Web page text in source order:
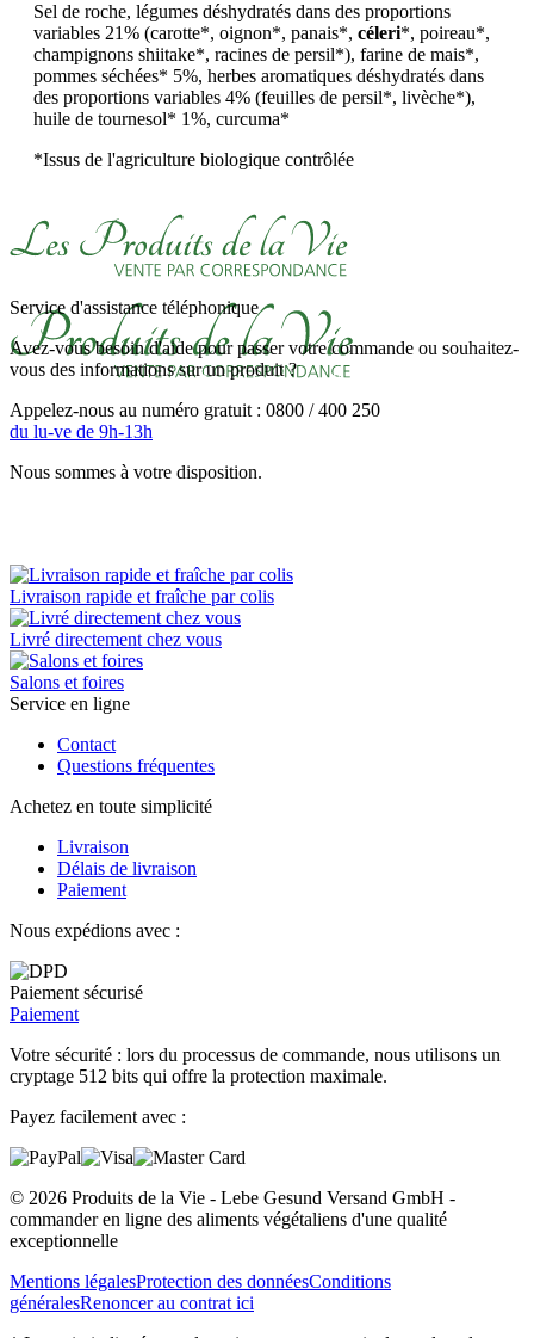
Sel de roche, légumes déshydratés dans des proportions
variables 21% (carotte*, oignon*, panais*, céleri*, poireau*,
champignons shiitake*, racines de persil*), farine de mais*,
pommes séchées* 5%, herbes aromatiques déshydratés dans
des proportions variables 4% (feuilles de persil*, livèche*),
huile de tournesol* 1%, curcuma*
*Issus de l'agriculture biologique contrôlée
Service d'assistance téléphonique
Avez-vous besoin d'aide pour passer votre commande ou souhaitez-
vous des informations sur un produit ?
Appelez-nous au numéro gratuit : 0800 / 400 250
du lu-ve de 9h-13h
Nous sommes à votre disposition.
Livraison rapide et fraîche par colis
Livré directement chez vous
Salons et foires
Service en ligne
Contact
Questions fréquentes
Achetez en toute simplicité
Livraison
Délais de livraison
Paiement
Nous expédions avec :
Paiement sécurisé
Paiement
Votre sécurité : lors du processus de commande, nous utilisons un
cryptage 512 bits qui offre la protection maximale.
Payez facilement avec :
© 2026 Produits de la Vie - Lebe Gesund Versand GmbH -
commander en ligne des aliments végétaliens d'une qualité
exceptionnelle
Mentions légalesProtection des donnéesConditions
généralesRenoncer au contrat ici